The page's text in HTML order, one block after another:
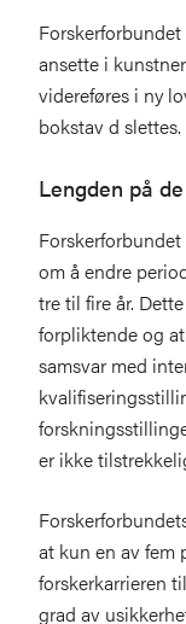
ansette i
videreføres i ny
bokstav d slettes.
Lengden på
om å endre
tre til fire år.
forpliktende og
samsvar med
er ikke
at kun en av fem
forskerkarrieren
grad av